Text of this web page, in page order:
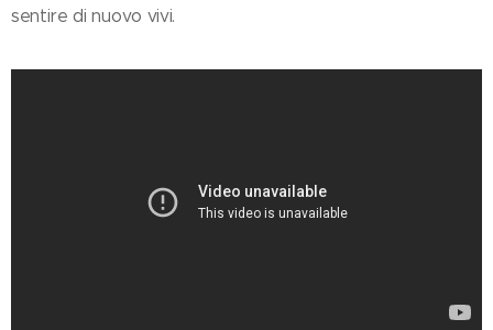
sentire di nuovo vivi.